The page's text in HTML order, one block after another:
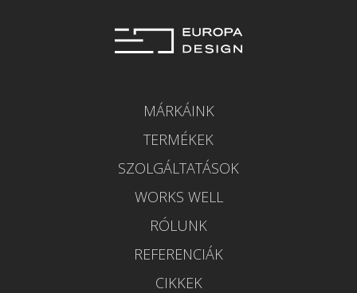
MÁRKÁINK
TERMÉKEK
SZOLGÁLTATÁSOK
WORKS WELL
RÓLUNK
REFERENCIÁK
CIKKEK